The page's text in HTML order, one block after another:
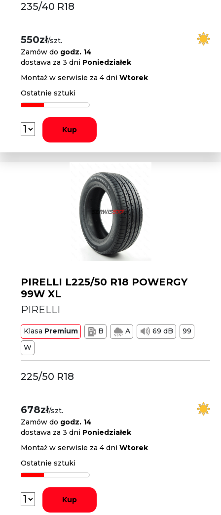
235/40 R18
550zł/szt.
Zamów do godz. 14
dostawa za 3 dni Poniedziałek
Montaż w serwisie za 4 dniWtorek
Ostatnie sztuki
Kup
PIRELLI L225/50 R18 POWERGY
99W XL
PIRELLI
Klasa Premium B A 69 dB
99
W
225/50 R18
678zł/szt.
Zamów do godz. 14
dostawa za 3 dni Poniedziałek
Montaż w serwisie za 4 dniWtorek
Ostatnie sztuki
Kup